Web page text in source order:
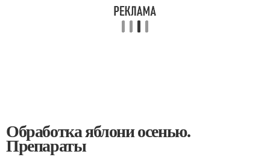
Обработка яблони осенью.
Препараты